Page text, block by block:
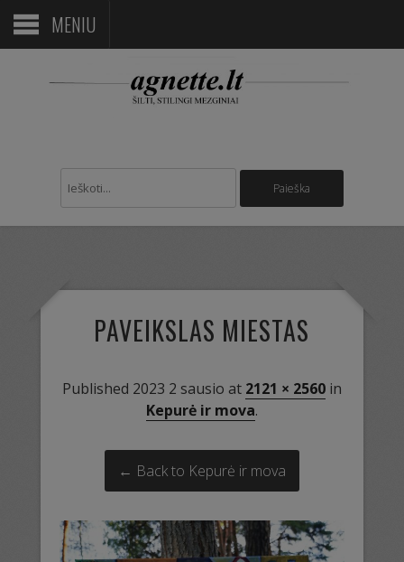
MENIU
PAVEIKSLAS MIESTAS
Published 2023 2 sausio at 2121 × 2560in
Kepurė ir mova.
← Back to Kepurė ir mova